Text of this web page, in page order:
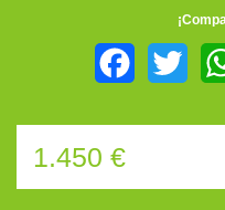
Facebook
1.450 €